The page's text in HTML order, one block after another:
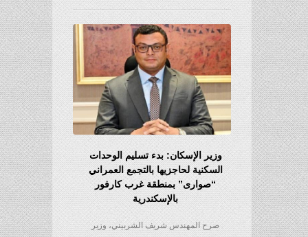
وزير الإسكان: بدء تسليم الوحدات
السكنية لحاجزيها بالتجمع العمراني
“صوارى” بمنطقة غرب كارفور
بالإسكندرية
صرح المهندس شريف الشربيني، وزير